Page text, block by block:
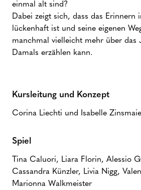
einmal alt sind?
Dabei zeigt sich, dass das Erinnern
lückenhaft ist und seine eigenen
manchmal vielleicht mehr über das
Damals erzählen kann.
Kursleitung und Konzept
Corina Liechti und Isabelle
Spiel
Tina Caluori, Liara Florin, Alessio
Cassandra Künzler, Livia Nigg,
Marionna Walkmeister